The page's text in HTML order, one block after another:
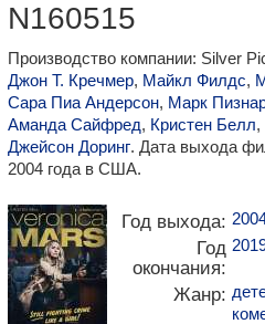
N160515
Производство компании: Silver
Джон Т. Кречмер, Майкл Филдс,
Сара Пиа Андерсон, Марк
Аманда Сайфред, Кристен Белл,
Джейсон Доринг. Дата выхода
2004 года в США.
Год выхода:
Год
окончания:
Жанр: